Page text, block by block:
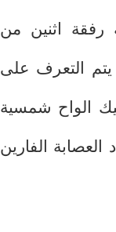
رفقة اثنين من
التعرف على
الواح شمسية
الفارين